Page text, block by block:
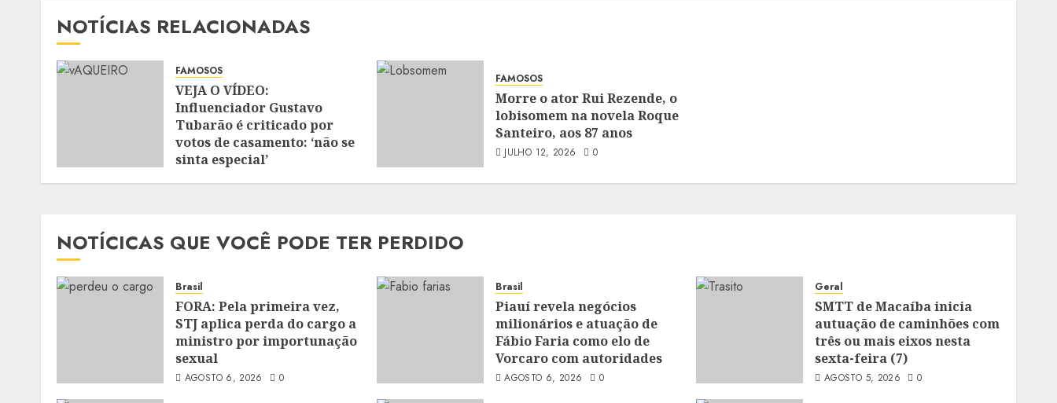
NOTÍCIAS RELACIONADAS
FAMOSOS
VEJA O VÍDEO:
Influenciador Gustavo
Tubarão é criticado por
votos de casamento: ‘não se
sinta especial’
FAMOSOS
Morre o ator Rui Rezende, o
lobisomem na novela Roque
Santeiro, aos 87 anos
JULHO 12, 2026 0
NOTÍCICAS QUE VOCÊ PODE TER PERDIDO
Brasil
FORA: Pela primeira vez,
STJ aplica perda do cargo a
ministro por importunação
sexual
AGOSTO 6, 2026 0
Brasil
Piauí revela negócios
milionários e atuação de
Fábio Faria como elo de
Vorcaro com autoridades
AGOSTO 6, 2026 0
Geral
SMTT de Macaíba inicia
autuação de caminhões com
três ou mais eixos nesta
sexta-feira (7)
AGOSTO 5, 2026 0